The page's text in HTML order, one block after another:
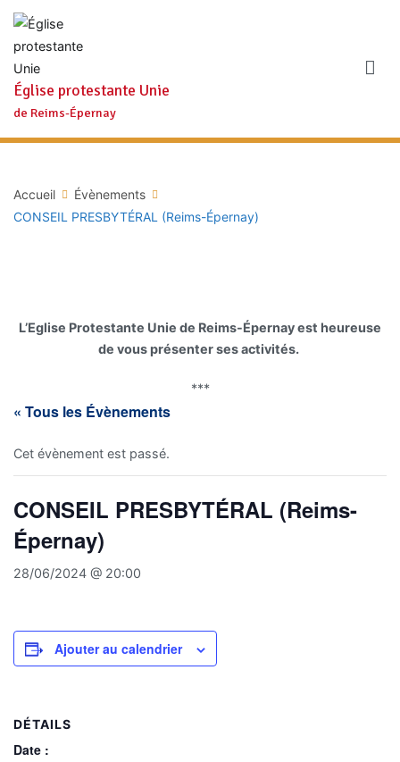
Aller
contenu
Église protestante Unie
de Reims-Épernay
Accueil
Évènements
CONSEIL PRESBYTÉRAL (Reims-Épernay)
L’Eglise Protestante Unie de Reims-Épernay est heureuse
de vous présenter ses activités.
***
« Tous les Évènements
Cet évènement est passé.
CONSEIL PRESBYTÉRAL (Reims-
Épernay)
28/06/2024 @ 20:00
Ajouter au calendrier
DÉTAILS
Date :